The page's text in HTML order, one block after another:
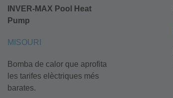
INVER-MAX Pool Heat
Pump
MISOURI
Bomba de calor que aprofita
les tarifes elèctriques més
barates.